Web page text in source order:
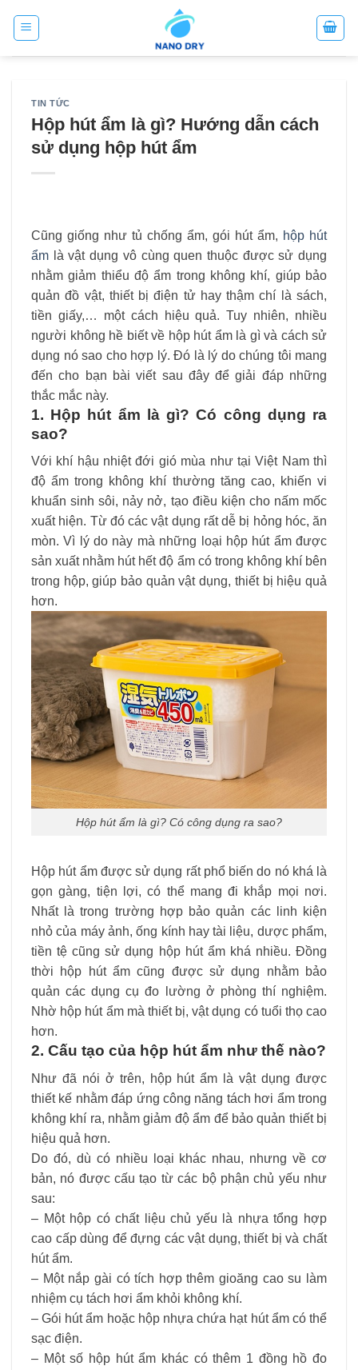
TIN TỨC
Hộp hút ẩm là gì? Hướng dẫn cách
sử dụng hộp hút ẩm
Cũng giống như tủ chống ẩm, gói hút ẩm, hộp hút
ẩm là vật dụng vô cùng quen thuộc được sử dụng
nhằm giảm thiểu độ ẩm trong không khí, giúp bảo
quản đồ vật, thiết bị điện tử hay thậm chí là sách,
tiền giấy,… một cách hiệu quả. Tuy nhiên, nhiều
người không hề biết về hộp hút ẩm là gì và cách sử
dụng nó sao cho hợp lý. Đó là lý do chúng tôi mang
đến cho bạn bài viết sau đây để giải đáp những
thắc mắc này.
1. Hộp hút ẩm là gì? Có công dụng ra
sao?
Với khí hậu nhiệt đới gió mùa như tại Việt Nam thì
độ ẩm trong không khí thường tăng cao, khiến vi
khuẩn sinh sôi, nảy nở, tạo điều kiện cho nấm mốc
xuất hiện. Từ đó các vật dụng rất dễ bị hỏng hóc, ăn
mòn. Vì lý do này mà những loại hộp hút ẩm được
sản xuất nhằm hút hết độ ẩm có trong không khí bên
trong hộp, giúp bảo quản vật dụng, thiết bị hiệu quả
hơn.
Hộp hút ẩm là gì? Có công dụng ra sao?
Hộp hút ẩm được sử dụng rất phổ biến do nó khá là
gọn gàng, tiện lợi, có thể mang đi khắp mọi nơi.
Nhất là trong trường hợp bảo quản các linh kiện
nhỏ của máy ảnh, ống kính hay tài liệu, dược phẩm,
tiền tệ cũng sử dụng hộp hút ẩm khá nhiều. Đồng
thời hộp hút ẩm cũng được sử dụng nhằm bảo
quản các dụng cụ đo lường ở phòng thí nghiệm.
Nhờ hộp hút ẩm mà thiết bị, vật dụng có tuổi thọ cao
hơn.
2. Cấu tạo của hộp hút ẩm như thế nào?
Như đã nói ở trên, hộp hút ẩm là vật dụng được
thiết kế nhằm đáp ứng công năng tách hơi ẩm trong
không khí ra, nhằm giảm độ ẩm để bảo quản thiết bị
hiệu quả hơn.
Do đó, dù có nhiều loại khác nhau, nhưng về cơ
bản, nó được cấu tạo từ các bộ phận chủ yếu như
sau:
– Một hộp có chất liệu chủ yếu là nhựa tổng hợp
cao cấp dùng để đựng các vật dụng, thiết bị và chất
hút ẩm.
– Một nắp gài có tích hợp thêm gioăng cao su làm
nhiệm cụ tách hơi ẩm khỏi không khí.
– Gói hút ẩm hoặc hộp nhựa chứa hạt hút ẩm có thể
sạc điện.
– Một số hộp hút ẩm khác có thêm 1 đồng hồ đo